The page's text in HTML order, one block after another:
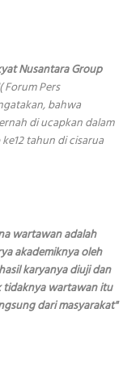
Nusantara Group
Forum Pers
bahwa
di ucapkan dalam
tahun di cisarua
wartawan adalah
akademiknya oleh
karyanya diuji dan
tidaknya wartawan itu
dari masyarakat"